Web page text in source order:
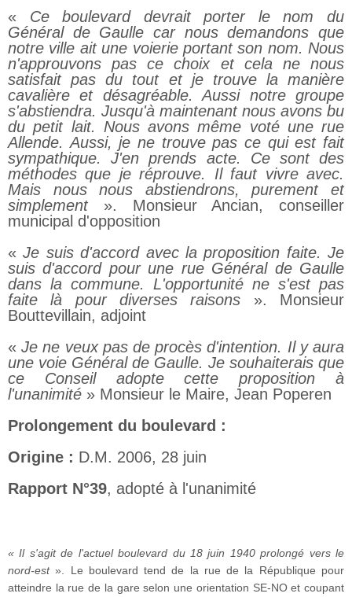
«
Ce boulevard devrait porter le nom du
Général de Gaulle car nous demandons que
notre ville ait une voierie portant son nom. Nous
n'approuvons pas ce choix et cela ne nous
satisfait pas du tout et je trouve la manière
cavalière et désagréable. Aussi notre groupe
s'abstiendra. Jusqu'à maintenant nous avons bu
du petit lait. Nous avons même voté une rue
Allende. Aussi, je ne trouve pas ce qui est fait
sympathique. J'en prends acte. Ce sont des
méthodes que je réprouve. Il faut vivre avec.
Mais nous nous abstiendrons, purement et
simplement
». Monsieur Ancian, conseiller
municipal d'opposition
« Je suis d'accord avec la proposition faite. Je
suis d'accord pour une rue Général de Gaulle
dans la commune. L'opportunité ne s'est pas
faite là pour diverses raisons
». Monsieur
Bouttevillain, adjoint
« Je ne veux pas de procès d'intention. Il y aura
une voie Général de Gaulle. Je souhaiterais que
ce Conseil adopte cette proposition à
l'unanimité » Monsieur le Maire, Jean Poperen
Prolongement du boulevard :
Origine : D.M. 2006, 28 juin
Rapport N°39, adopté à l'unanimité
« Il s'agit de l'actuel boulevard du 18 juin 1940 prolongé vers le
nord-est». Le boulevard tend de la rue de la République pour
atteindre la rue de la gare selon une orientation SE-NO et coupant